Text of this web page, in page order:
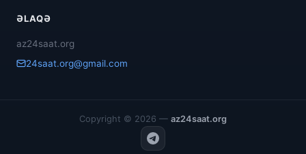
ƏLAQƏ
az24saat.org
24saat.org@gmail.com
Copyright © 2026 — az24saat.org